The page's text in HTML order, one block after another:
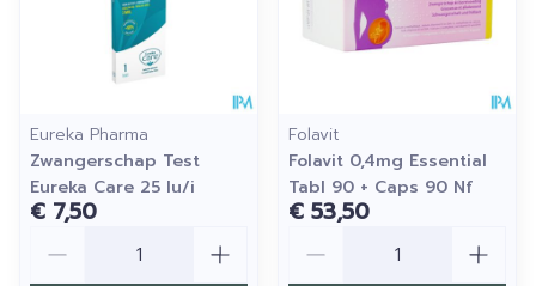
Eureka Pharma
Zwangerschap Test
Eureka Care 25 Iu/i
€ 7,50
Folavit
Folavit 0,4mg Essential
Tabl 90 + Caps 90 Nf
€ 53,50